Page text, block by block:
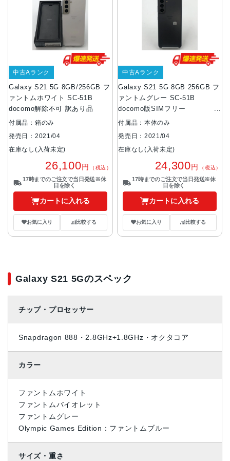
Galaxy S21 5G 8GB/256GB フ
ァントムホワイト SC-51B
docomo解除不可 訳あり品
中古Aランク
付属品：箱のみ
発売日：2021/04
在庫なし(入荷未定)
26,100円 （税込）
17時までのご注文で当日発送※休
日を除く
カートに入れる
お気に入り 比較する
Galaxy S21 5G 8GB 256GB フ
ァントムグレー SC-51B
docomo版SIMフリー
8GB/256GB
中古Aランク
付属品：本体のみ
発売日：2021/04
在庫なし(入荷未定)
24,300円 （税込）
17時までのご注文で当日発送※休
日を除く
カートに入れる
お気に入り 比較する
Galaxy S21 5Gのスペック
チップ・プロセッサー
Snapdragon 888・2.8GHz+1.8GHz・オクタコア
カラー
ファントムホワイト
ファントムバイオレット
ファントムグレー
Olympic Games Edition：ファントムブルー
サイズ・重さ